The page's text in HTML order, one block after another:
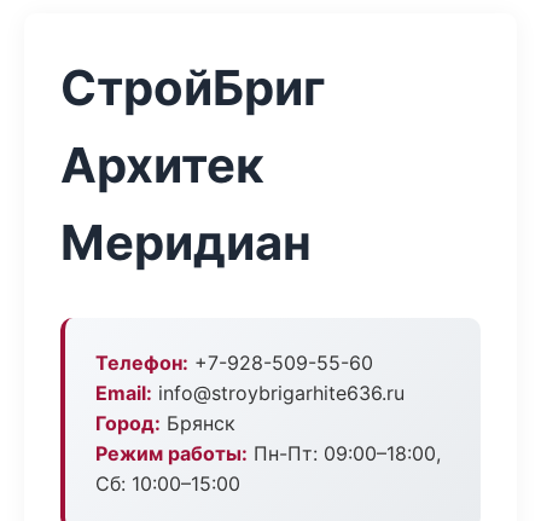
СтройБриг
Архитек
Меридиан
Телефон: +7-928-509-55-60
Email: info@stroybrigarhite636.ru
Город: Брянск
Режим работы: Пн-Пт: 09:00–18:00,
Сб: 10:00–15:00